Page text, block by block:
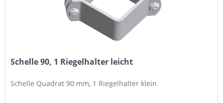
Schelle 90, 1 Riegelhalter leicht
Schelle Quadrat 90 mm, 1 Riegelhalter klein